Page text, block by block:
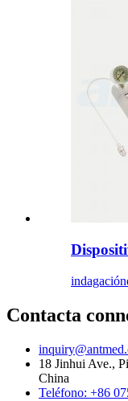
indagación
Contacta
18 Jinhui Ave.,
China
Teléfono: +86